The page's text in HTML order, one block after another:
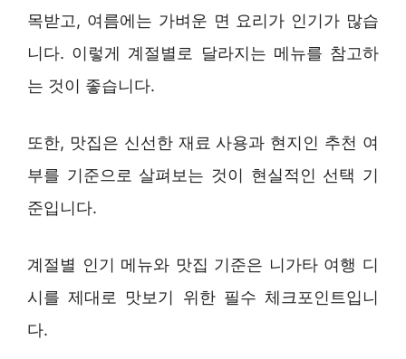
목받고, 여름에는 가벼운 면 요리가 인기가 많습
니다. 이렇게 계절별로 달라지는 메뉴를 참고하
는 것이 좋습니다.
또한, 맛집은 신선한 재료 사용과 현지인 추천 여
부를 기준으로 살펴보는 것이 현실적인 선택 기
준입니다.
계절별 인기 메뉴와 맛집 기준은 니가타 여행 디
시를 제대로 맛보기 위한 필수 체크포인트입니
다.